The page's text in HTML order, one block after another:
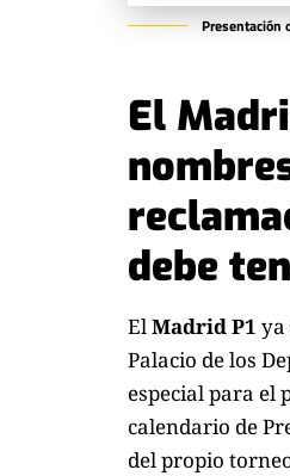
Presentación
El
debe
ElMadrid P1 ya
Palacio de los
especial para el
calendario de
del propio